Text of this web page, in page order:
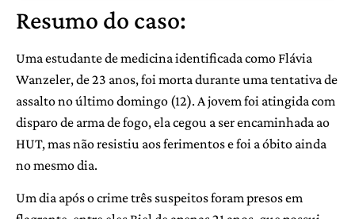
Resumo do caso:
Uma estudante de medicina identificada como Flávia
Wanzeler, de 23 anos, foi morta durante uma tentativa de
assalto no último domingo (12). A jovem foi atingida com
disparo de arma de fogo, ela cegou a ser encaminhada ao
HUT, mas não resistiu aos ferimentos e foi a óbito ainda
no mesmo dia.
Um dia após o crime três suspeitos foram presos em